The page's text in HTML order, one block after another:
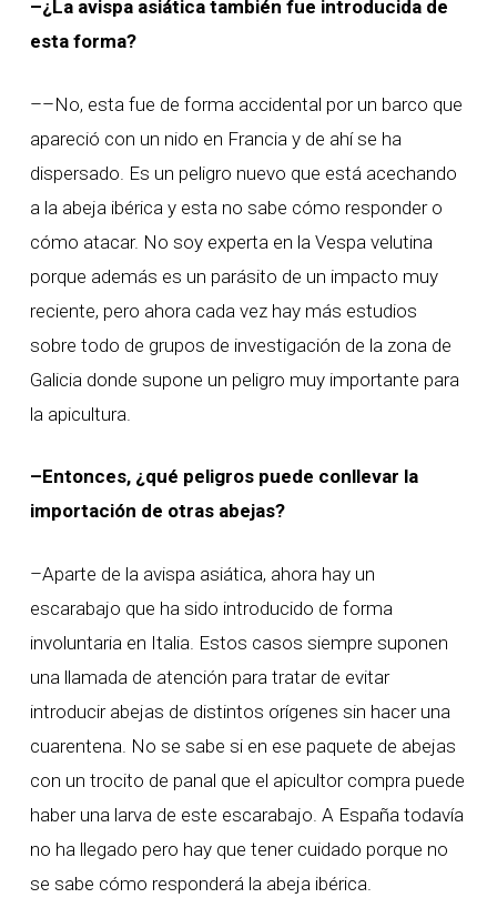
–¿La avispa asiática también fue introducida de
esta forma?
––No, esta fue de forma accidental por un barco que
apareció con un nido en Francia y de ahí se ha
dispersado. Es un peligro nuevo que está acechando
a la abeja ibérica y esta no sabe cómo responder o
cómo atacar. No soy experta en la Vespa velutina
porque además es un parásito de un impacto muy
reciente, pero ahora cada vez hay más estudios
sobre todo de grupos de investigación de la zona de
Galicia donde supone un peligro muy importante para
la apicultura.
–Entonces, ¿qué peligros puede conllevar la
importación de otras abejas?
–Aparte de la avispa asiática, ahora hay un
escarabajo que ha sido introducido de forma
involuntaria en Italia. Estos casos siempre suponen
una llamada de atención para tratar de evitar
introducir abejas de distintos orígenes sin hacer una
cuarentena. No se sabe si en ese paquete de abejas
con un trocito de panal que el apicultor compra puede
haber una larva de este escarabajo. A España todavía
no ha llegado pero hay que tener cuidado porque no
se sabe cómo responderá la abeja ibérica.